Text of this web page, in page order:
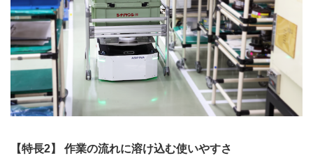
【特長2】 作業の流れに溶け込む使いやすさ